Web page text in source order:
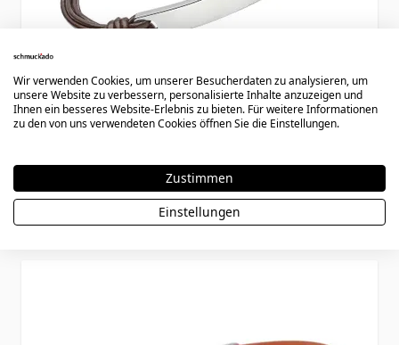
Wir verwenden Cookies, um unserer Besucherdaten zu analysieren, um
unsere Website zu verbessern, personalisierte Inhalte anzuzeigen und
Ihnen ein besseres Website-Erlebnis zu bieten. Für weitere Informationen
zu den von uns verwendeten Cookies öffnen Sie die Einstellungen.
Zustimmen
Einstellungen